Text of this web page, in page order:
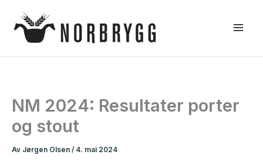
rett
NM 2024: Resultater porter
og stout
Av Jørgen Olsen / 4. mai 2024